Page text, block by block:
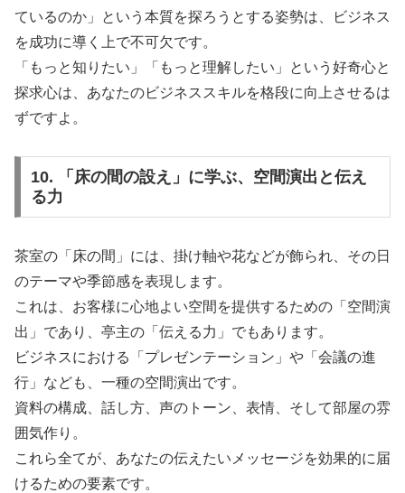
ているのか」という本質を探ろうとする姿勢は、ビジネス
を成功に導く上で不可欠です。
「もっと知りたい」「もっと理解したい」という好奇心と
探求心は、あなたのビジネススキルを格段に向上させるは
ずですよ。
10. 「床の間の設え」に学ぶ、空間演出と伝え
る力
茶室の「床の間」には、掛け軸や花などが飾られ、その日
のテーマや季節感を表現します。
これは、お客様に心地よい空間を提供するための「空間演
出」であり、亭主の「伝える力」でもあります。
ビジネスにおける「プレゼンテーション」や「会議の進
行」なども、一種の空間演出です。
資料の構成、話し方、声のトーン、表情、そして部屋の雰
囲気作り。
これら全てが、あなたの伝えたいメッセージを効果的に届
けるための要素です。